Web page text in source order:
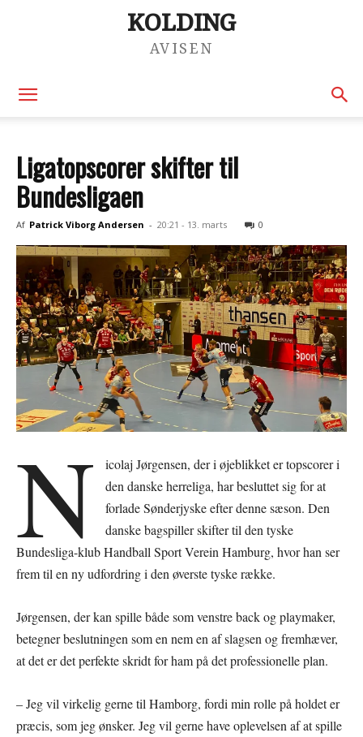
KOLDING
AVISEN
Ligatopscorer skifter til
Bundesligaen
Af Patrick Viborg Andersen - 20:21 - 13. marts 0
N
icolaj Jørgensen, der i øjeblikket er topscorer i
den danske herreliga, har besluttet sig for at
forlade Sønderjyske efter denne sæson. Den
danske bagspiller skifter til den tyske
Bundesliga-klub Handball Sport Verein Hamburg, hvor han ser
frem til en ny udfordring i den øverste tyske række.
Jørgensen, der kan spille både som venstre back og playmaker,
betegner beslutningen som en nem en af slagsen og fremhæver,
at det er det perfekte skridt for ham på det professionelle plan.
– Jeg vil virkelig gerne til Hamborg, fordi min rolle på holdet er
præcis, som jeg ønsker. Jeg vil gerne have oplevelsen af at spille